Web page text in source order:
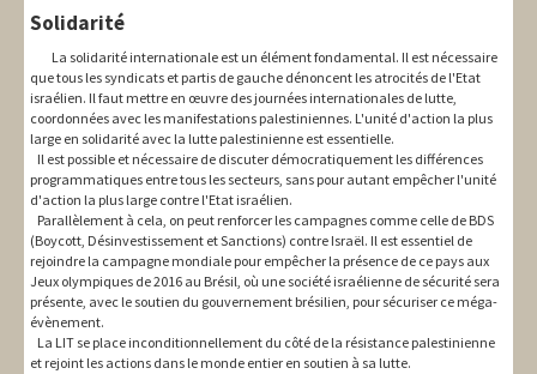
Solidarité
La solidarité internationale est un élément fondamental. Il est nécessaire
que tous les syndicats et partis de gauche dénoncent les atrocités de l'Etat
israélien. Il faut mettre en œuvre des journées internationales de lutte,
coordonnées avec les manifestations palestiniennes. L'unité d'action la plus
large en solidarité avec la lutte palestinienne est essentielle.
Il est possible et nécessaire de discuter démocratiquement les différences
programmatiques entre tous les secteurs, sans pour autant empêcher l'unité
d'action la plus large contre l'Etat israélien.
Parallèlement à cela, on peut renforcer les campagnes comme celle de BDS
(Boycott, Désinvestissement et Sanctions) contre Israël. Il est essentiel de
rejoindre la campagne mondiale pour empêcher la présence de ce pays aux
Jeux olympiques de 2016 au Brésil, où une société israélienne de sécurité sera
présente, avec le soutien du gouvernement brésilien, pour sécuriser ce méga-
évènement.
La LIT se place inconditionnellement du côté de la résistance palestinienne
et rejoint les actions dans le monde entier en soutien à sa lutte.